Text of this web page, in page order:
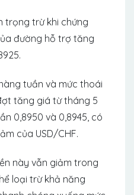
trọng trừ khi chứng
đường hỗ trợ tăng
tuần và mức thoái
tăng giá từ tháng 5
0,8950 và 0,8945, có
của USD/CHF.
này vẫn giảm trong
loại trừ khả năng